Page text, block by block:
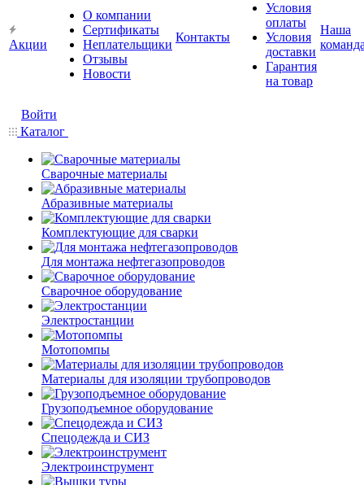
Акции
О компании
Сертификаты
Неплательщики
Отзывы
Новости
Контакты
Условия
оплаты
Условия
доставки
Гарантия
на товар
Наша
Войти
Каталог
Сварочные материалы
Абразивные материалы
Комплектующие для сварки
Для монтажа нефтегазопроводов
Сварочное оборудование
Электростанции
Мотопомпы
Материалы для изоляции трубопроводов
Грузоподъемное оборудование
Спецодежда и СИЗ
Электроинструмент